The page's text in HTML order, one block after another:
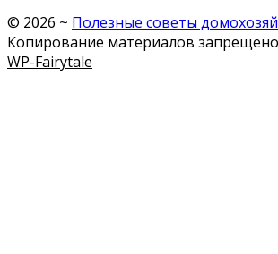
© 2026 ~ Полезные советы
Копирование материалов
WP-Fairytale